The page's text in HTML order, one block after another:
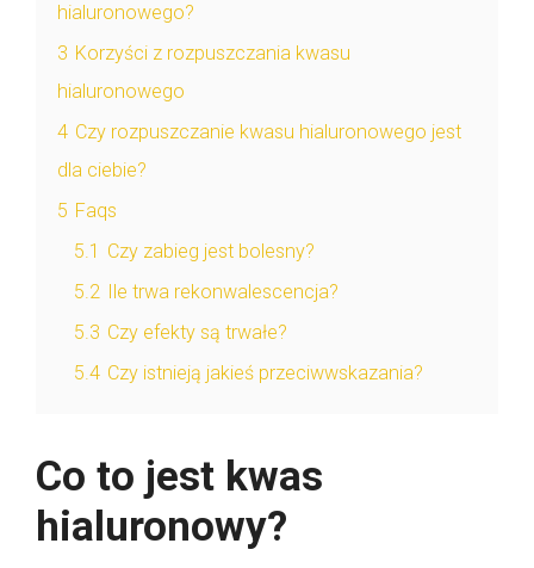
hialuronowego?
3 Korzyści z rozpuszczania kwasu
hialuronowego
4 Czy rozpuszczanie kwasu hialuronowego jest
dla ciebie?
5 Faqs
5.1 Czy zabieg jest bolesny?
5.2
Ile trwa rekonwalescencja?
5.3 Czy efekty są trwałe?
5.4 Czy istnieją jakieś przeciwwskazania?
Co to jest kwas
hialuronowy?